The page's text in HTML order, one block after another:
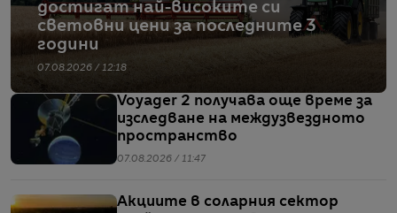
достигат най-високите си
световни цени за последните 3
години
07.08.2026 / 12:18
Voyager 2 получава още време за
изследване на междузвездното
пространство
07.08.2026 / 11:47
Акциите в соларния сектор